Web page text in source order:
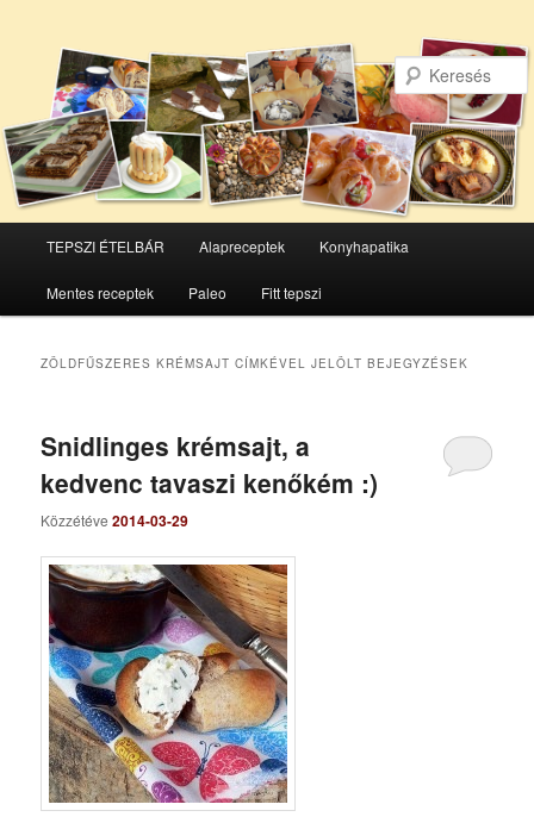
Tovább
az
elsődleges
Tovább
a
másodlagos
TEPSZI ÉTELBÁR Alapreceptek Konyhapatika
Mentes receptek Paleo Fitt tepszi
ZÖLDFŰSZERES KRÉMSAJT CÍMKÉVEL JELÖLT BEJEGYZÉSEK
Snidlinges krémsajt, a
kedvenc tavaszi kenőkém :)
Közzétéve2014-03-29